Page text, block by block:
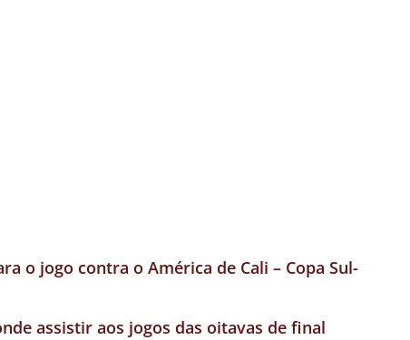
o jogo contra o América de Cali – Copa Sul-
assistir aos jogos das oitavas de final